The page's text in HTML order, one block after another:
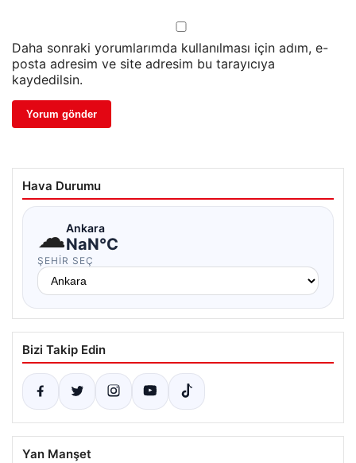
Daha sonraki yorumlarımda kullanılması için adım, e-
posta adresim ve site adresim bu tarayıcıya
kaydedilsin.
Hava Durumu
☁Ankara
NaN°C
ŞEHIR SEÇ
Bizi Takip Edin
Yan Manşet